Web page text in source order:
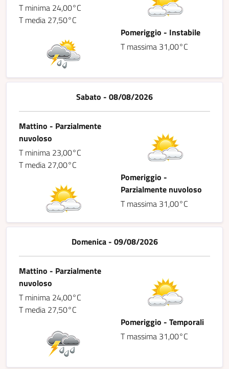
T minima 24,00°C
T media 27,50°C
Pomeriggio - Instabile
T massima 31,00°C
Sabato - 08/08/2026
Mattino - Parzialmente
nuvoloso
T minima 23,00°C
T media 27,00°C
Pomeriggio -
Parzialmente nuvoloso
T massima 31,00°C
Domenica - 09/08/2026
Mattino - Parzialmente
nuvoloso
T minima 24,00°C
T media 27,50°C
Pomeriggio - Temporali
T massima 31,00°C